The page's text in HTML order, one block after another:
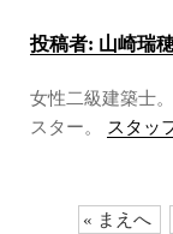
投稿者: 山崎瑞
女性二級建築士
スター。
スタッ
« まえへ